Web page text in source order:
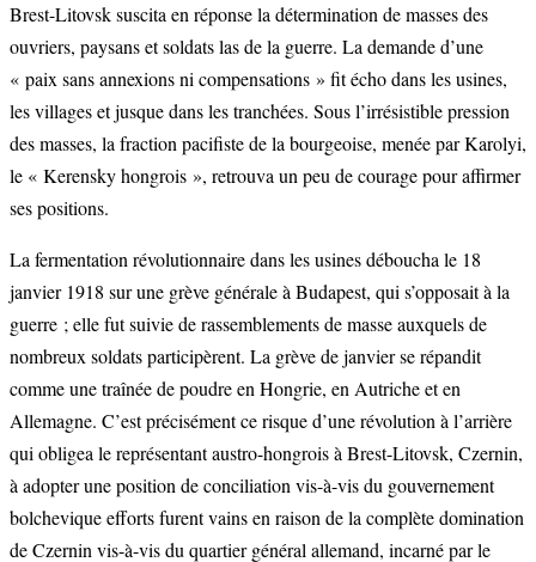
Brest-Litovsk suscita en réponse la détermination de masses des
ouvriers, paysans et soldats las de la guerre. La demande d’une
« paix sans annexions ni compensations » fit écho dans les usines,
les villages et jusque dans les tranchées. Sous l’irrésistible pression
des masses, la fraction pacifiste de la bourgeoise, menée par Karolyi,
le « Kerensky hongrois », retrouva un peu de courage pour affirmer
ses positions.
La fermentation révolutionnaire dans les usines déboucha le 18
janvier 1918 sur une grève générale à Budapest, qui s’opposait à la
guerre ; elle fut suivie de rassemblements de masse auxquels de
nombreux soldats participèrent. La grève de janvier se répandit
comme une traînée de poudre en Hongrie, en Autriche et en
Allemagne. C’est précisément ce risque d’une révolution à l’arrière
qui obligea le représentant austro-hongrois à Brest-Litovsk, Czernin,
à adopter une position de conciliation vis-à-vis du gouvernement
bolchevique efforts furent vains en raison de la complète domination
de Czernin vis-à-vis du quartier général allemand, incarné par le